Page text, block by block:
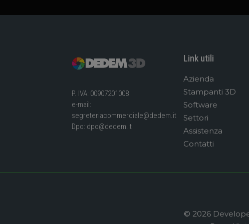
P. IVA: 00907201008
e-mail:
segreteriacommerciale@dedem.it
Dpo: dpo@dedem.it
Link utili
Azienda
Stampanti 3D
Software
Settori
Assistenza
Contatti
© 2026